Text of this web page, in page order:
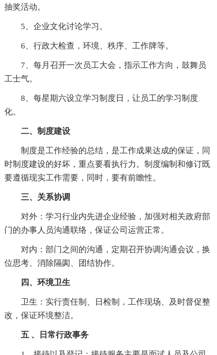
抽奖活动。
5、企业文化讨论学习。
6、行政大检查，环境、秩序、工作牌等。
7、每月召开一次员工大会，指示工作方向，鼓舞员
工士气。
8、每星期六设立学习制度日，让员工的学习制度
化。
二、制度建设
制度是工作经验的总结，是工作成果达成的保证，同
时制度建设的好坏，重点要看执行力。制度编制和修订既
要遵循现实工作需要，同时，要有前瞻性。
三、关系协调
对外：学习行业内先进企业经验，加强对相关政府部
门的办事人员沟通联络，保证公司运营正常。
对内：部门之间的沟通，定期召开协调沟通会议，换
位思考、消除隔阂、团结协作。
四、环境卫生
卫生：实行责任制、日检制，工作现场、及时督促整
改，保证环境整洁。
五 、日常行政事务